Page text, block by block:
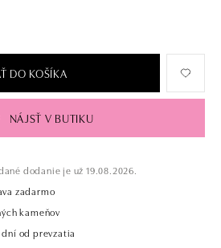
DO KOŠÍKA
NÁJSŤ V BUTIKU
dodanie je už 19.08.2026.
zadarmo
kameňov
od prevzatia